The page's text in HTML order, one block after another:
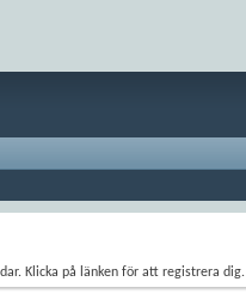
Klicka på länken för att registrera dig.